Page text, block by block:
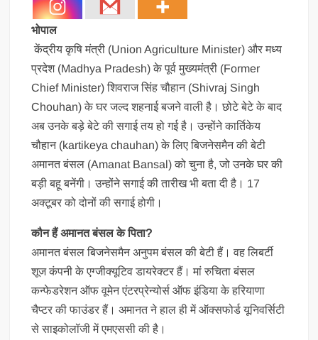
भोपाल
केंद्रीय कृषि मंत्री (Union Agriculture Minister) और मध्य
प्रदेश (Madhya Pradesh) के पूर्व मुख्यमंत्री (Former
Chief Minister) शिवराज सिंह चौहान (Shivraj Singh
Chouhan) के घर जल्द शहनाई बजने वाली है। छोटे बेटे के बाद
अब उनके बड़े बेटे की सगाई तय हो गई है। उन्होंने कार्तिकेय
चौहान (kartikeya chauhan) के लिए बिजनेसमैन की बेटी
अमानत बंसल (Amanat Bansal) को चुना है, जो उनके घर की
बड़ी बहू बनेंगी। उन्होंने सगाई की तारीख भी बता दी है। 17
अक्टूबर को दोनों की सगाई होगी।
कौन हैं अमानत बंसल के पिता?
अमानत बंसल बिजनेसमैन अनुपम बंसल की बेटी हैं। वह लिबर्टी
शूज कंपनी के एग्जीक्यूटिव डायरेक्टर हैं। मां रुचिता बंसल
कन्फेडरेशन ऑफ वूमेन एंटरप्रेन्योर्स ऑफ इंडिया के हरियाणा
चैप्टर की फाउंडर हैं। अमानत ने हाल ही में ऑक्सफोर्ड यूनिवर्सिटी
से साइकोलॉजी में एमएससी की है।